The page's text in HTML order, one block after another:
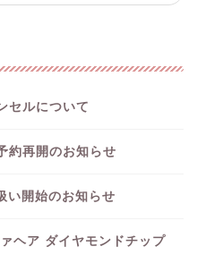
セルについて
約再開のお知らせ
い開始のお知らせ
ヘア ダイヤモンドチップ